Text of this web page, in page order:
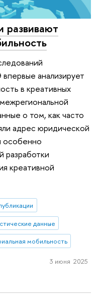
развивают
анализирует
в креативных
о том, как часто
адрес юридической
особенно
разработки
креативной
данные
мобильность
3 июня 2025